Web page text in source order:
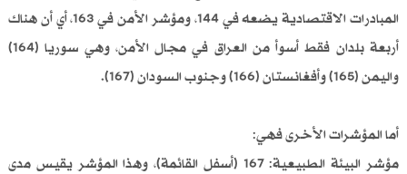
المبادرات الاقتصادية يضعه في 144، ومؤشر الأمن في 163، أي أن هناك
أربعة بلدان فقط أسوأ من العراق في مجال الأمن، وهي سوريا (164)
واليمن (165) وأفغانستان (166) وجنوب السودان (167).
أما المؤشرات الأخرى فهي:
مؤشر البيئة الطبيعية: 167 (أسفل القائمة)، وهذا المؤشر يقيس مدى